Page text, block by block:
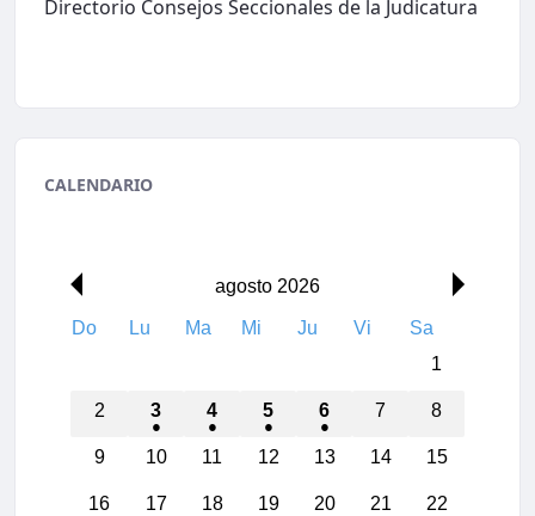
Directorio Consejos Seccionales de la Judicatura
CALENDARIO
agosto 2026
Do Lu Ma Mi Ju Vi
Sa
1
2 3 4 5 6 7 8
9 10 11 12 13 14 15
16 17 18 19 20 21 22